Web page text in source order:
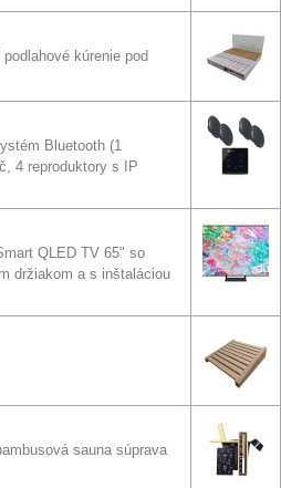
kúrenie pod
Bluetooth (1
4 reproduktory s IP
QLED TV 65" so
držiakom a s inštaláciou
sauna súprava